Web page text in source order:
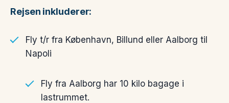
Rejsen inkluderer:
Fly t/r fra København, Billund eller Aalborg til
Napoli
Fly fra Aalborg har 10 kilo bagage i
lastrummet.